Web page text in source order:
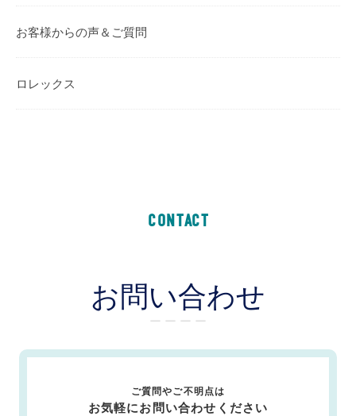
お客様からの声＆ご質問
ロレックス
CONTACT
お問い合わせ
ー ー ー ー
ご質問やご不明点は
お気軽にお問い合わせください